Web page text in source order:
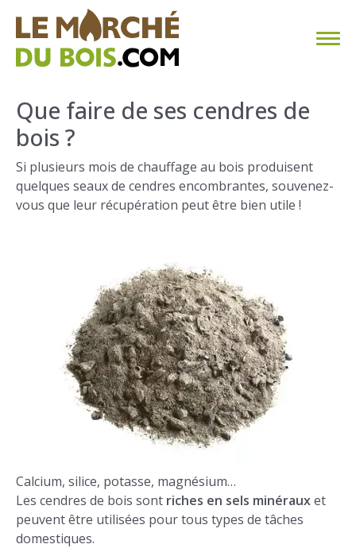
CHAUFFAGE AU BOIS
FAQ
CALCULER SA CONSOMMATION
TROUVER SON FOURNISSEUR
Que faire de ses cendres de
bois ?
Si plusieurs mois de chauffage au bois produisent
quelques seaux de cendres encombrantes, souvenez-
vous que leur récupération peut être bien utile !
Calcium, silice, potasse, magnésium…
Les cendres de bois sont riches en sels minérauxet
peuvent être utilisées pour tous types de tâches
domestiques.